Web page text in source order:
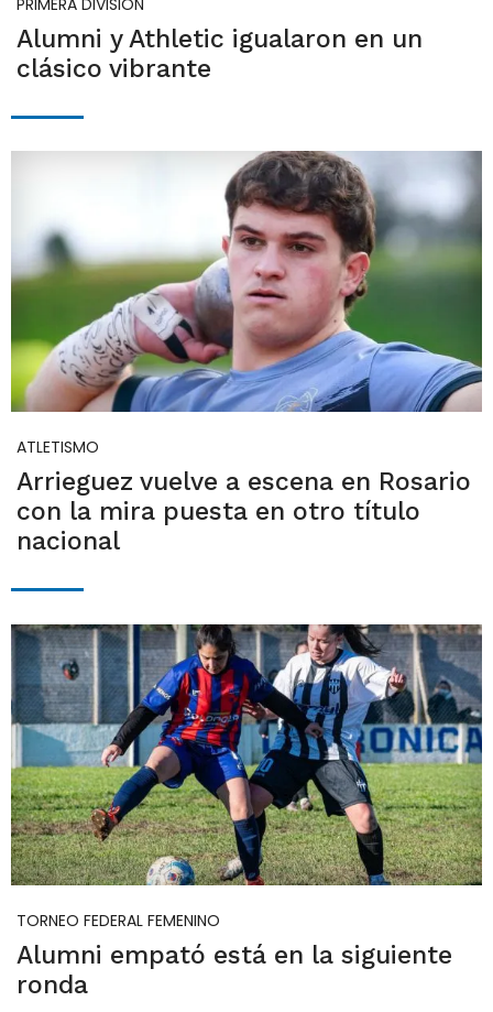
Alumni y Athletic igualaron en un
clásico vibrante
ATLETISMO
Arrieguez vuelve a escena en Rosario
con la mira puesta en otro título
nacional
TORNEO FEDERAL FEMENINO
Alumni empató está en la siguiente
ronda